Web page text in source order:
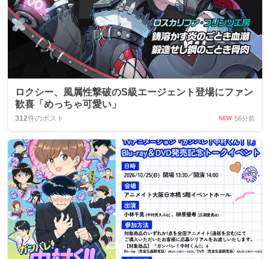
ロクシー、風属性撃破のS級エージェント登場にファン
歓喜「めっちゃ可愛い」
312件のポスト NEW 56分前